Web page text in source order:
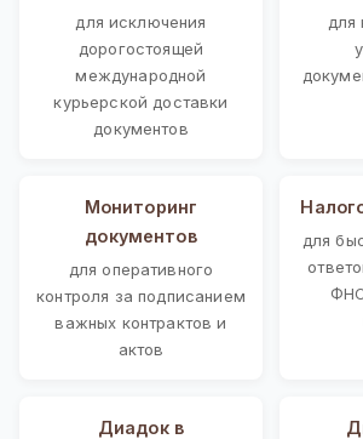
для исключения
дорогостоящей
международной
курьерской доставки
документов
для
Мониторинг
документов
для оперативного
контроля за подписанием
важных контрактов и
актов
для
Диадок в